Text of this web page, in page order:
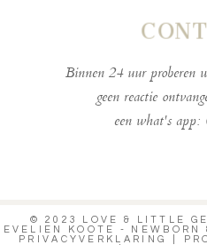
Binnen 24 uur proberen
geen reactie
een what's
© 2023 LOVE & LITTLE
EVELIEN KOOTE - NEWBORN
PRIVACYVERKLARING